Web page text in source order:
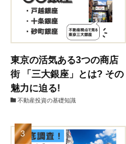
東京の活気ある3つの商店
街 「三大銀座」とは? その
魅力に迫る!
不動産投資の基礎知識